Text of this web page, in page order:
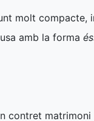
molt compacte,
amb la forma
contret matrimoni